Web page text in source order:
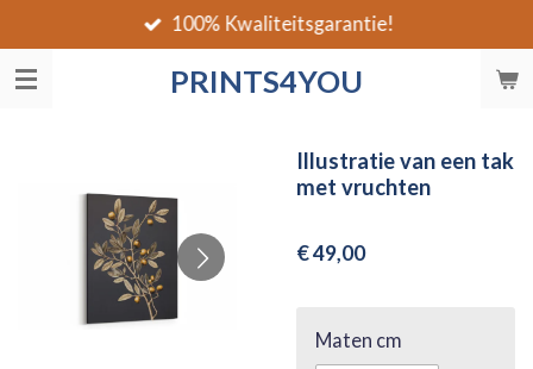
direct
naar
PRINTS4YOU
100% Kwaliteitsgarantie!
Illustratie van een tak
met vruchten
€ 49,00
Maten cm